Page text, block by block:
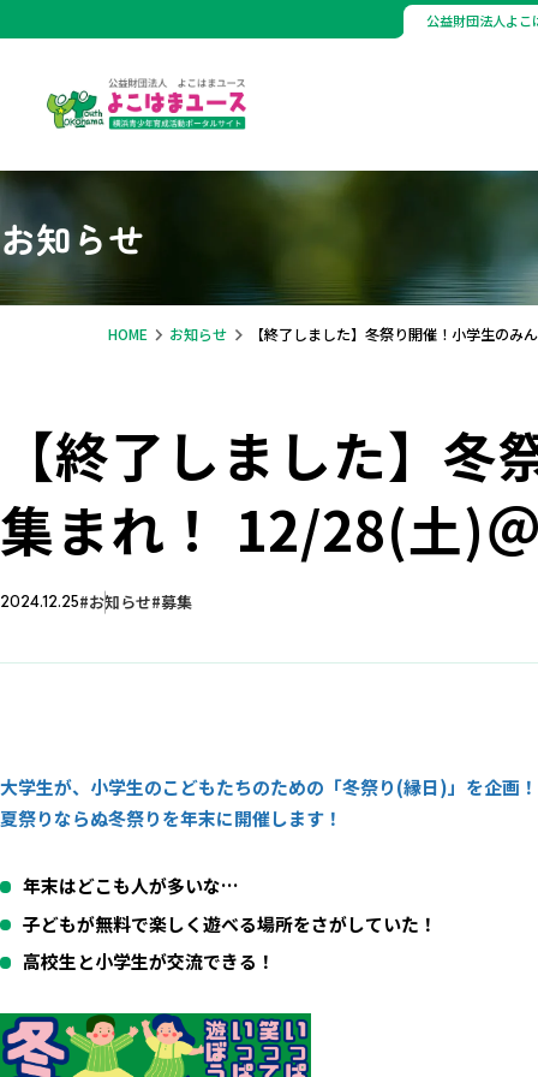
公益財団法人よこ
お知らせ
HOME お知らせ 【終了しました】冬祭り開催！小学生の
【終了しました】
集まれ！ 12/28(土)
2024.12.25 お知らせ 募集
大学生が、小学生のこどもたちのための「冬祭り(縁日)」を企画！
夏祭りならぬ冬祭りを年末に開催します！
年末はどこも人が多いな…
子どもが無料で楽しく遊べる場所をさがしていた！
高校生と小学生が交流できる！